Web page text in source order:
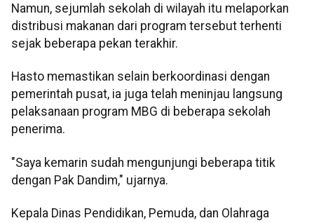
Namun, sejumlah sekolah di wilayah itu melaporkan
distribusi makanan dari program tersebut terhenti
sejak beberapa pekan terakhir.
Hasto memastikan selain berkoordinasi dengan
pemerintah pusat, ia juga telah meninjau langsung
pelaksanaan program MBG di beberapa sekolah
penerima.
"Saya kemarin sudah mengunjungi beberapa titik
dengan Pak Dandim," ujarnya.
Kepala Dinas Pendidikan, Pemuda, dan Olahraga